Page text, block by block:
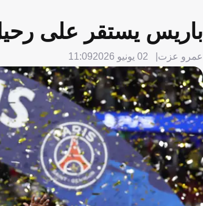
باريس يستقر على
عمرو عزت 02 يونيو 2026 11:09